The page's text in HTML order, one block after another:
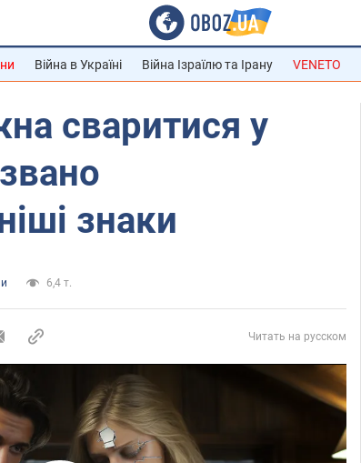
Війна в Україні Війна Ізраїлю та Ірану VENETO
сваритися у
знаки
6,4 т.
Читать на русском